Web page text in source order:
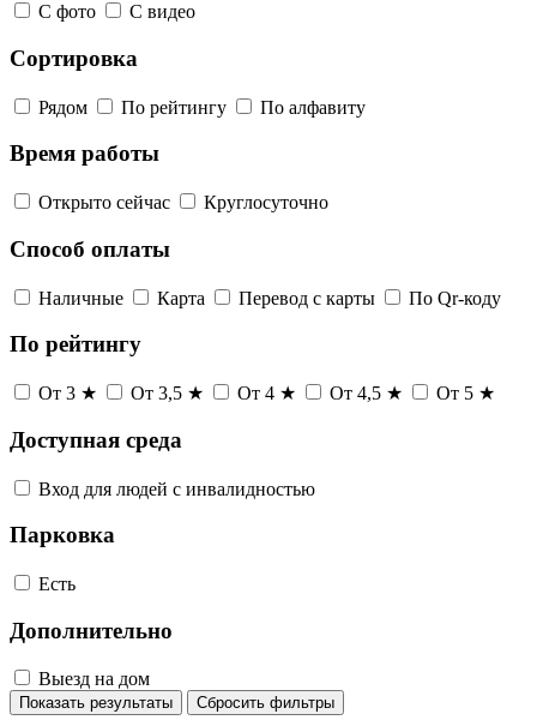
С фото С видео
Сортировка
Рядом По рейтингу По алфавиту
Время работы
Открыто сейчас Круглосуточно
Способ оплаты
Наличные Карта Перевод с карты По Qr-коду
По рейтингу
От 3 ★ От 3,5 ★ От 4 ★ От 4,5 ★ От 5 ★
Доступная среда
Вход для людей с инвалидностью
Парковка
Есть
Дополнительно
Выезд на дом
Показать результаты Сбросить фильтры